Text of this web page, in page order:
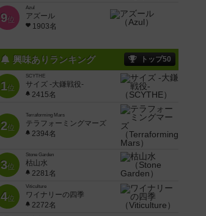
9位
Azul
アズール
1903名
興味ありランキング トップ50
1位
SCYTHE
サイズ -大鎌戦役-
2415名
2位
Terraforming Mars
テラフォーミングマーズ
2394名
3位
Stone Garden
枯山水
2281名
4位
Viticulture
ワイナリーの四季
2272名